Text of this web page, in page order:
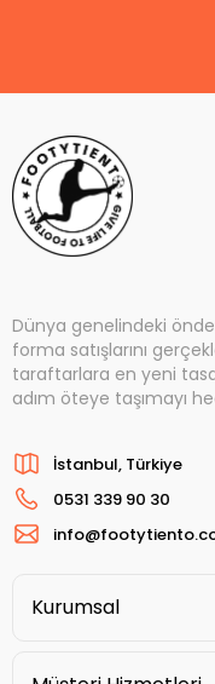
Dünya genelindeki
forma satışlarını
taraftarlara en yeni
adım öteye taşımayı
İstanbul, Türkiye
0531 339 90 30
Kurumsal